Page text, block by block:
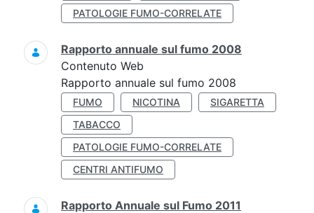
PATOLOGIE FUMO-CORRELATE
Rapporto annuale sul fumo 2008
Contenuto Web
Rapporto annuale sul fumo 2008
FUMO NICOTINA
SIGARETTA
TABACCO
PATOLOGIE FUMO-CORRELATE
CENTRI ANTIFUMO
Rapporto Annuale sul Fumo 2011